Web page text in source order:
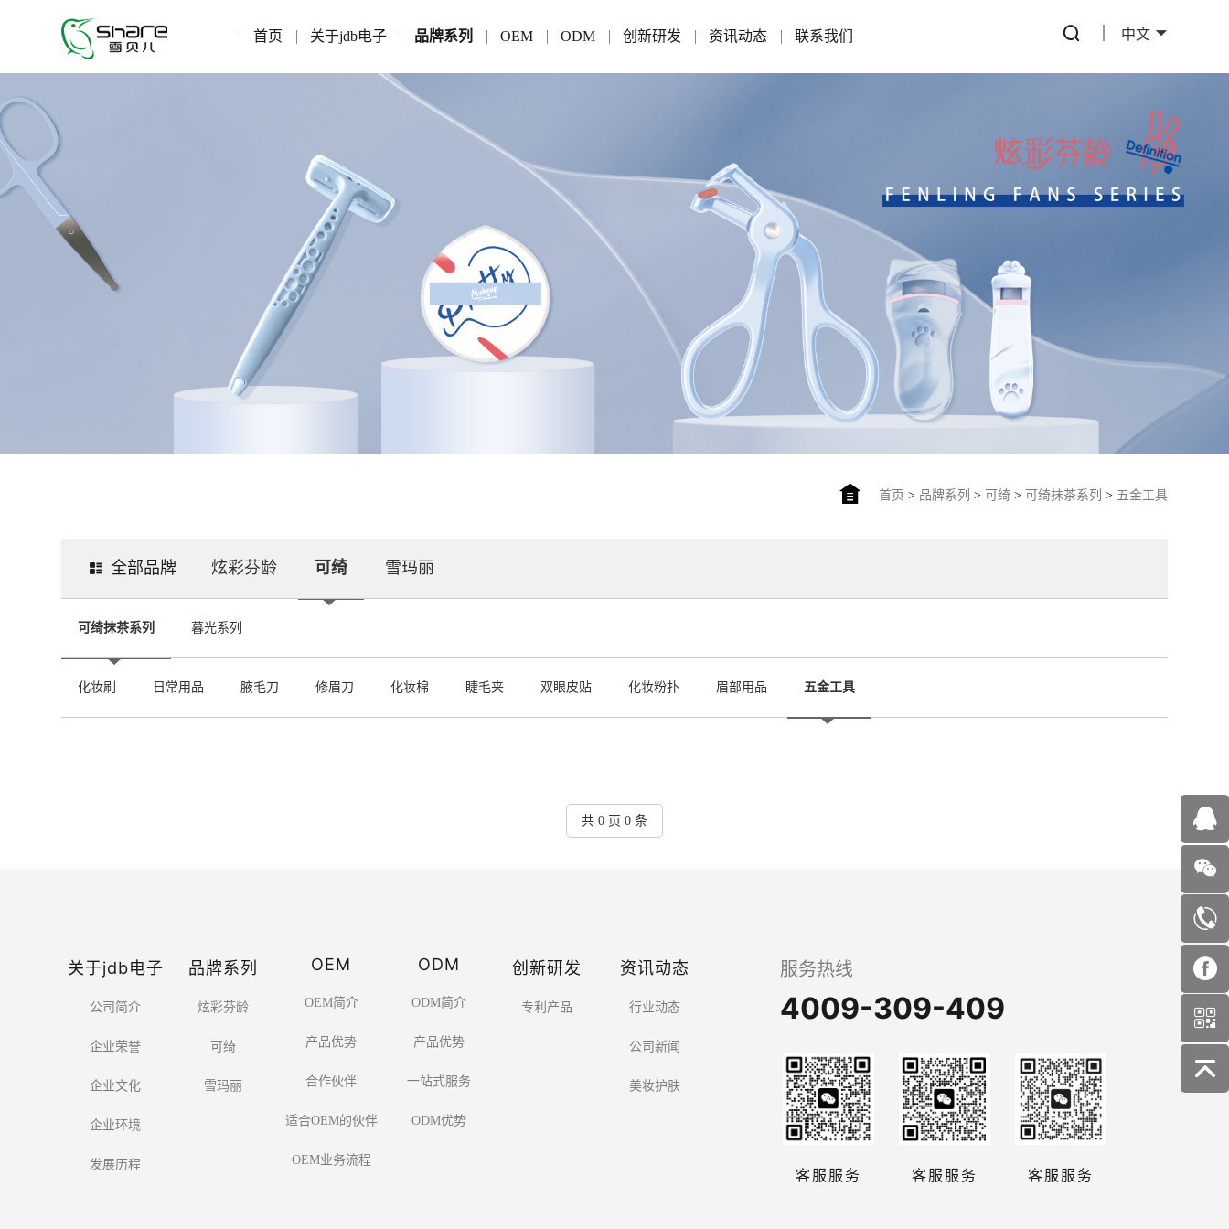
首页 关于jdb电子 品牌系列 OEM ODM 创新研发 资讯动态 联系我们 中文
首页 > 品牌系列 > 可绮> 可绮抹茶系列 > 五金工具
全部品牌 炫彩芬龄 可绮 雪玛丽
可绮抹茶系列 暮光系列
化妆刷 日常用品 腋毛刀 修眉刀 化妆棉 睫毛夹 双眼皮贴 化妆粉扑 眉部用品 五金工具
共 0 页 0 条
关于jdb电子
公司简介
企业荣誉
企业文化
企业环境
发展历程
品牌系列
炫彩芬龄
可绮
雪玛丽
OEM
OEM简介
产品优势
合作伙伴
适合OEM的伙伴
OEM业务流程
ODM
ODM简介
产品优势
一站式服务
ODM优势
创新研发
专利产品
资讯动态
行业动态
公司新闻
美妆护肤
服务热线
4009-309-409
客服服务 客服服务 客服服务